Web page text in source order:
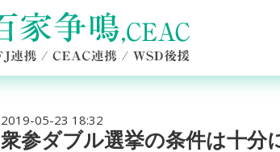
2019-05-23 18:32
衆参ダブル選挙の条件は十分